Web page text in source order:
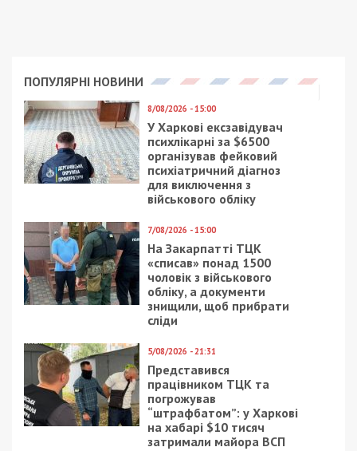
ПОПУЛЯРНІ НОВИНИ
8/08/2026 - 15:00
У Харкові ексзавідувач
психлікарні за $6500
організував фейковий
психіатричний діагноз
для виключення з
військового обліку
7/08/2026 - 15:00
На Закарпатті ТЦК
«списав» понад 1500
чоловік з військового
обліку, а документи
знищили, щоб прибрати
сліди
5/08/2026 - 21:31
Представився
працівником ТЦК та
погрожував
“штрафбатом”: у Харкові
на хабарі $10 тисяч
затримали майора ВСП